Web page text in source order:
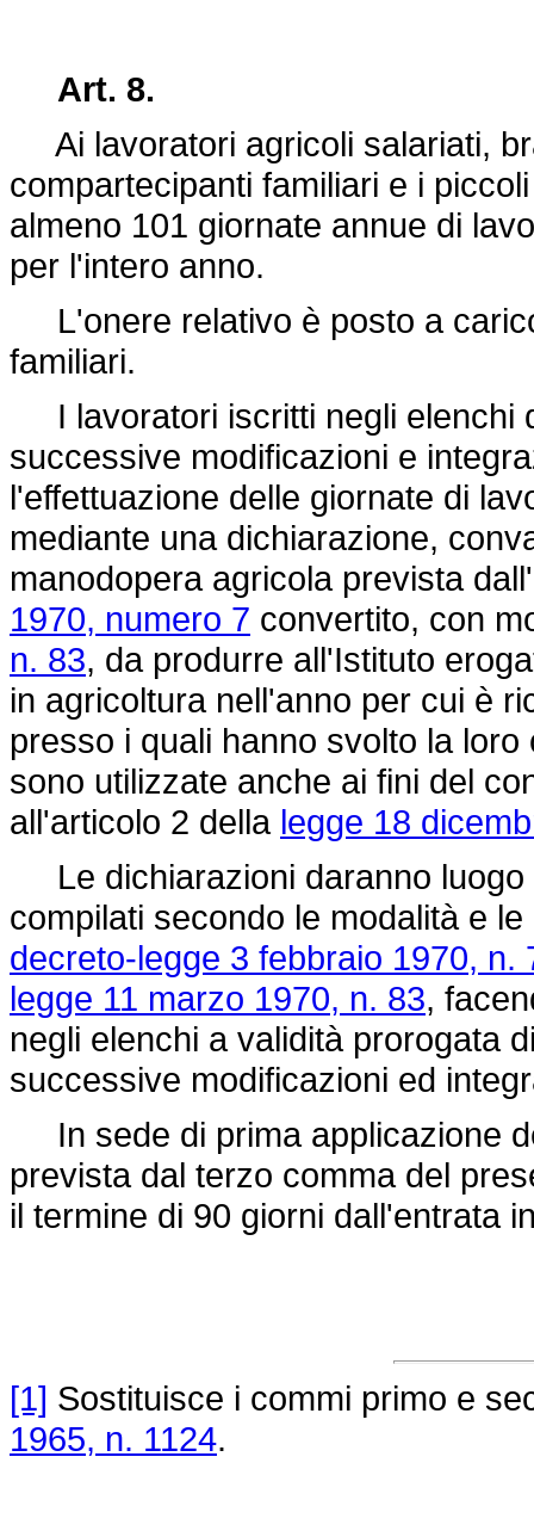
Art. 8.
Ai lavoratori agricoli salariati,
compartecipanti familiari e i
almeno 101 giornate annue di
per l'intero anno.
L'onere relativo è posto a
familiari.
I lavoratori iscritti negli elenchi
successive modificazioni e
l'effettuazione delle giornate di
mediante una dichiarazione,
manodopera agricola prevista
1970, numero 7 convertito, con
n. 83, da produrre all'Istituto
in agricoltura nell'anno per cui è
presso i quali hanno svolto la
sono utilizzate anche ai fini del
all'articolo 2 della legge 18
Le dichiarazioni daranno luogo
compilati secondo le modalità e
decreto-legge 3 febbraio 1970, n.
legge 11 marzo 1970, n. 83,
negli elenchi a validità prorogata
successive modificazioni ed
In sede di prima applicazione
prevista dal terzo comma del
il termine di 90 giorni dall'entrata
[1] Sostituisce i commi primo e
1965, n. 1124.